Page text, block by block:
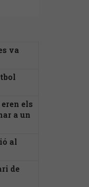
va
els
a un
al
de